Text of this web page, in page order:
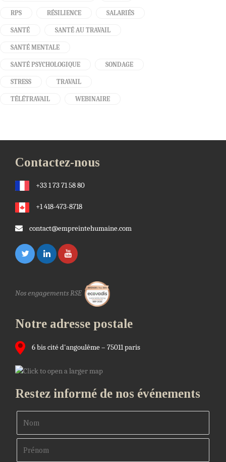
RPS RÉSILIENCE SALARIÉS
SANTÉ SANTÉ AU TRAVAIL
SANTÉ MENTALE
SANTÉ PSYCHOLOGIQUE SONDAGE
STRESS TRAVAIL
TÉLÉTRAVAIL WEBINAIRE
Contactez-nous
+33 1 73 71 58 80
+1 418-473-8718
contact@empreintehumaine.com
Nos engagements RSE
Notre adresse postale
6 bis cité d'angoulême – 75011 paris
Restez informé de nos événements